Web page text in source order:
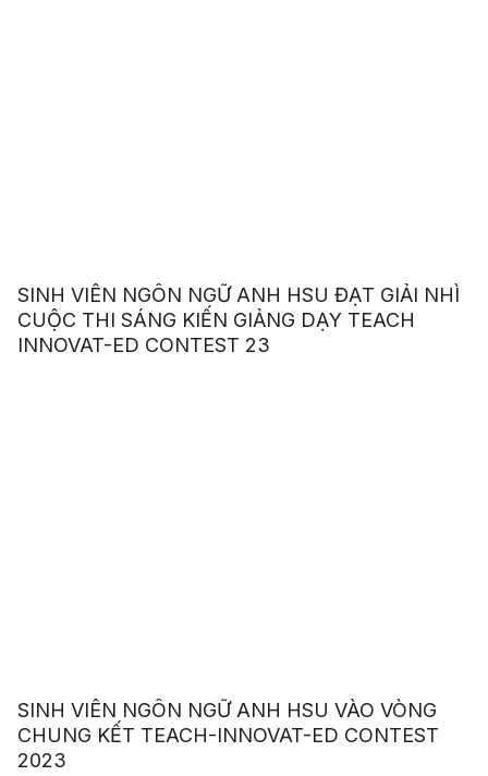
SINH VIÊN NGÔN NGỮ ANH HSU ĐẠT GIẢI NHÌ
CUỘC THI SÁNG KIẾN GIẢNG DẠY TEACH
INNOVAT-ED CONTEST 23
SINH VIÊN NGÔN NGỮ ANH HSU VÀO VÒNG
CHUNG KẾT TEACH-INNOVAT-ED CONTEST
2023